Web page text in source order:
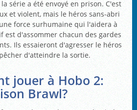
série a été envoyé en prison. C'est
et violent, mais le héros sans-abri
force surhumaine qui l'aidera à
est d'assommer chacun des gardes
Ils essaieront d'agresser le héros
d'atteindre la sortie.
jouer à Hobo 2:
Brawl?